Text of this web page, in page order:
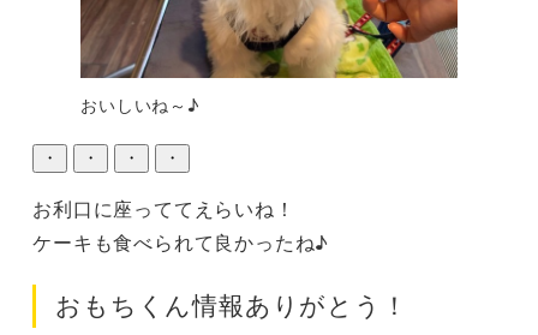
おいしいね～♪
・ ・ ・ ・
お利口に座っててえらいね！
ケーキも食べられて良かったね♪
おもちくん情報ありがとう！